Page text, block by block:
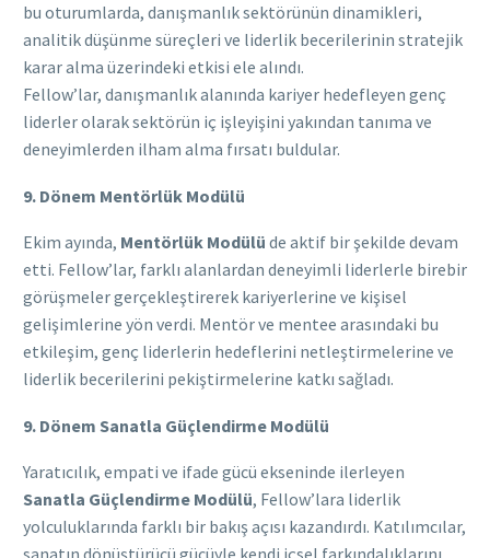
bu oturumlarda, danışmanlık sektörünün dinamikleri,
analitik düşünme süreçleri ve liderlik becerilerinin stratejik
karar alma üzerindeki etkisi ele alındı.
Fellow’lar, danışmanlık alanında kariyer hedefleyen genç
liderler olarak sektörün iç işleyişini yakından tanıma ve
deneyimlerden ilham alma fırsatı buldular.
9. Dönem Mentörlük Modülü
Ekim ayında, Mentörlük Modülü de aktif bir şekilde devam
etti. Fellow’lar, farklı alanlardan deneyimli liderlerle birebir
görüşmeler gerçekleştirerek kariyerlerine ve kişisel
gelişimlerine yön verdi. Mentör ve mentee arasındaki bu
etkileşim, genç liderlerin hedeflerini netleştirmelerine ve
liderlik becerilerini pekiştirmelerine katkı sağladı.
9. Dönem Sanatla Güçlendirme Modülü
Yaratıcılık, empati ve ifade gücü ekseninde ilerleyen
Sanatla Güçlendirme Modülü, Fellow’lara liderlik
yolculuklarında farklı bir bakış açısı kazandırdı. Katılımcılar,